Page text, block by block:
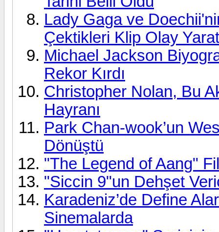
Lady Gaga ve
Çektikleri Klip Olay
Michael Jackson
Rekor Kırdı
Christopher Nolan, Bu
Hayranı
Park Chan-wook’un
Dönüştü
"The Legend of Aang"
"Siccin 9"un Dehşet
Karadeniz’de Define
Sinemalarda